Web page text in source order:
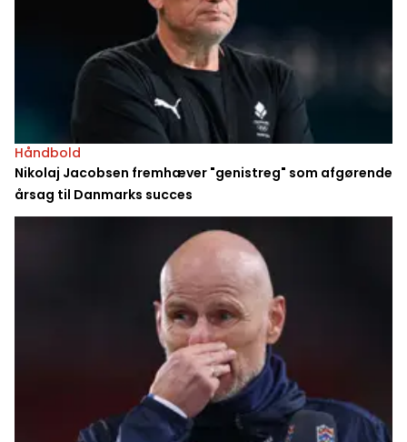
Håndbold
Nikolaj Jacobsen fremhæver "genistreg" som afgørende
årsag til Danmarks succes